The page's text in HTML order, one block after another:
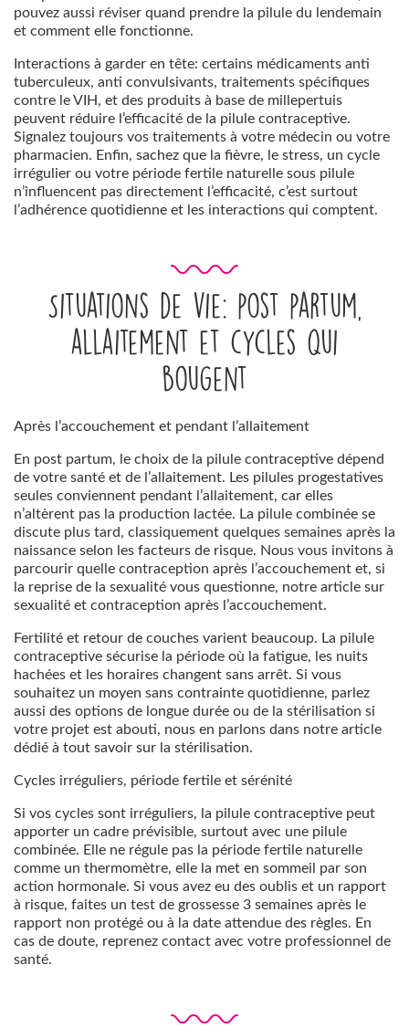
pouvez aussi réviser quand prendre la pilule du lendemain
et comment elle fonctionne.
Interactions à garder en tête: certains médicaments anti
tuberculeux, anti convulsivants, traitements spécifiques
contre le VIH, et des produits à base de millepertuis
peuvent réduire l’efficacité de la pilule contraceptive.
Signalez toujours vos traitements à votre médecin ou votre
pharmacien. Enfin, sachez que la fièvre, le stress, un cycle
irrégulier ou votre période fertile naturelle sous pilule
n’influencent pas directement l’efficacité, c’est surtout
l’adhérence quotidienne et les interactions qui comptent.
Situations de vie: post partum,
allaitement et cycles qui
bougent
Après l’accouchement et pendant l’allaitement
En post partum, le choix de la pilule contraceptive dépend
de votre santé et de l’allaitement. Les pilules progestatives
seules conviennent pendant l’allaitement, car elles
n’altèrent pas la production lactée. La pilule combinée se
discute plus tard, classiquement quelques semaines après la
naissance selon les facteurs de risque. Nous vous invitons à
parcourir quelle contraception après l’accouchement et, si
la reprise de la sexualité vous questionne, notre article sur
sexualité et contraception après l’accouchement.
Fertilité et retour de couches varient beaucoup. La pilule
contraceptive sécurise la période où la fatigue, les nuits
hachées et les horaires changent sans arrêt. Si vous
souhaitez un moyen sans contrainte quotidienne, parlez
aussi des options de longue durée ou de la stérilisation si
votre projet est abouti, nous en parlons dans notre article
dédié à tout savoir sur la stérilisation.
Cycles irréguliers, période fertile et sérénité
Si vos cycles sont irréguliers, la pilule contraceptive peut
apporter un cadre prévisible, surtout avec une pilule
combinée. Elle ne régule pas la période fertile naturelle
comme un thermomètre, elle la met en sommeil par son
action hormonale. Si vous avez eu des oublis et un rapport
à risque, faites un test de grossesse 3 semaines après le
rapport non protégé ou à la date attendue des règles. En
cas de doute, reprenez contact avec votre professionnel de
santé.